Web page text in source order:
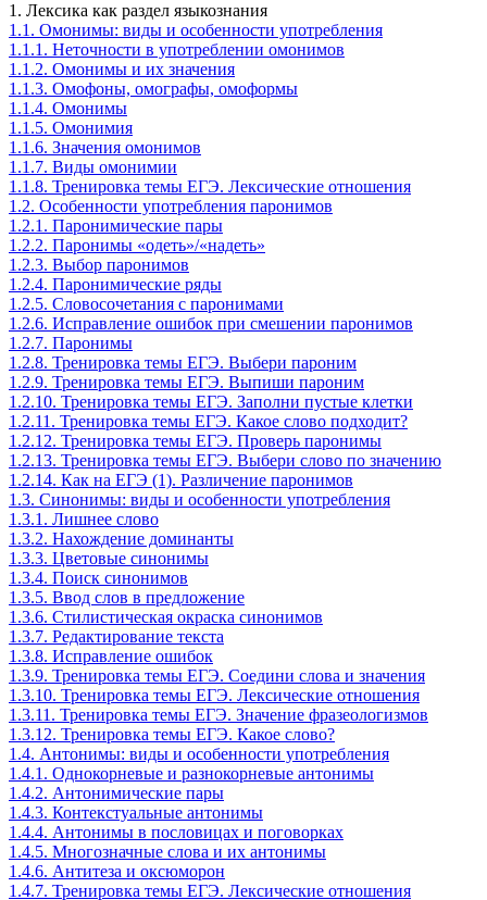
1. Лексика как раздел языкознания
1.1. Омонимы: виды и особенности употребления
1.1.1. Неточности в употреблении омонимов
1.1.2. Омонимы и их значения
1.1.3. Омофоны, омографы, омоформы
1.1.4. Омонимы
1.1.5. Омонимия
1.1.6. Значения омонимов
1.1.7. Виды омонимии
1.1.8. Тренировка темы ЕГЭ. Лексические отношения
1.2. Особенности употребления паронимов
1.2.1. Паронимические пары
1.2.2. Паронимы «одеть»/«надеть»
1.2.3. Выбор паронимов
1.2.4. Паронимические ряды
1.2.5. Словосочетания с паронимами
1.2.6. Исправление ошибок при смешении паронимов
1.2.7. Паронимы
1.2.8. Тренировка темы ЕГЭ. Выбери пароним
1.2.9. Тренировка темы ЕГЭ. Выпиши пароним
1.2.10. Тренировка темы ЕГЭ. Заполни пустые клетки
1.2.11. Тренировка темы ЕГЭ. Какое слово подходит?
1.2.12. Тренировка темы ЕГЭ. Проверь паронимы
1.2.13. Тренировка темы ЕГЭ. Выбери слово по значению
1.2.14. Как на ЕГЭ (1). Различение паронимов
1.3. Синонимы: виды и особенности употребления
1.3.1. Лишнее слово
1.3.2. Нахождение доминанты
1.3.3. Цветовые синонимы
1.3.4. Поиск синонимов
1.3.5. Ввод слов в предложение
1.3.6. Стилистическая окраска синонимов
1.3.7. Редактирование текста
1.3.8. Исправление ошибок
1.3.9. Тренировка темы ЕГЭ. Соедини слова и значения
1.3.10. Тренировка темы ЕГЭ. Лексические отношения
1.3.11. Тренировка темы ЕГЭ. Значение фразеологизмов
1.3.12. Тренировка темы ЕГЭ. Какое слово?
1.4. Антонимы: виды и особенности употребления
1.4.1. Однокорневые и разнокорневые антонимы
1.4.2. Антонимические пары
1.4.3. Контекстуальные антонимы
1.4.4. Антонимы в пословицах и поговорках
1.4.5. Многозначные слова и их антонимы
1.4.6. Антитеза и оксюморон
1.4.7. Тренировка темы ЕГЭ. Лексические отношения